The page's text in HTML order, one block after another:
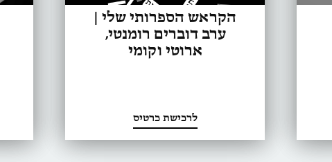
הקראש הספרותי שלי |
ערב דוברים רומנטי,
ארוטי וקומי
לרכישת כרטיס